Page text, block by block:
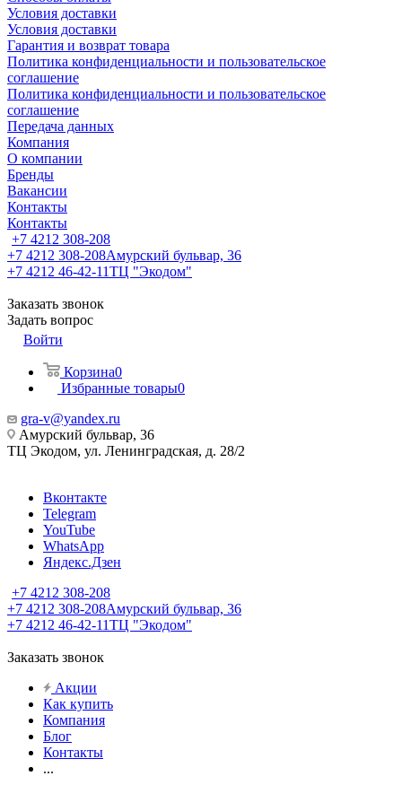
Условия доставки
Условия доставки
Гарантия и возврат товара
Политика конфиденциальности и пользовательское
соглашение
Политика конфиденциальности и пользовательское
соглашение
Передача данных
Компания
О компании
Бренды
Вакансии
Контакты
Контакты
+7 4212 308-208
+7 4212 308-208Амурский бульвар, 36
+7 4212 46-42-11ТЦ "Экодом"
Заказать звонок
Задать вопрос
Войти
Корзина0
Избранные товары0
gra-v@yandex.ru
Амурский бульвар, 36
ТЦ Экодом, ул. Ленинградская, д. 28/2
Вконтакте
Telegram
YouTube
WhatsApp
Яндекс.Дзен
+7 4212 308-208
+7 4212 308-208Амурский бульвар, 36
+7 4212 46-42-11ТЦ "Экодом"
Заказать звонок
Акции
Как купить
Компания
Блог
Контакты
...